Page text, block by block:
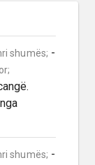
shumës; -
shumës; -